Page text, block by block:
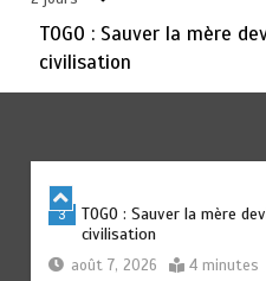
TOGO : Sauver la mère
civilisation
d’avoir une Feuille de
3
TOGO : Sauver la mère
civilisation
août 7, 2026 4 minutes